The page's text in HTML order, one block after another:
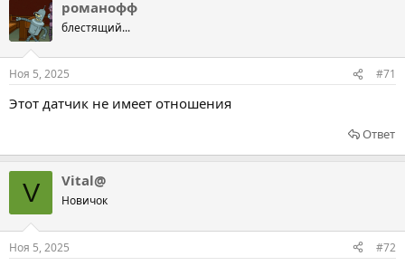
романофф
блестящий...
Ноя 5, 2025 #71
Этот датчик не имеет отношения
Ответ
V Vital@
Новичок
Ноя 5, 2025 #72